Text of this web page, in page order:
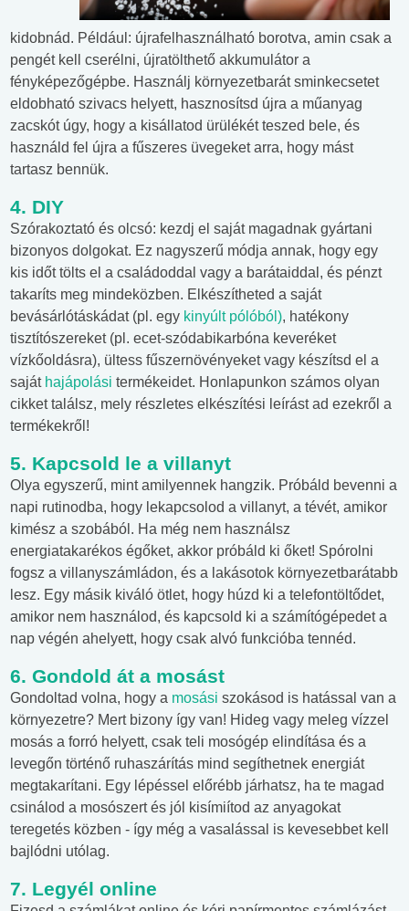
kidobnád. Például: újrafelhasználható borotva, amin csak a
pengét kell cserélni, újratölthető akkumulátor a
fényképezőgépbe. Használj környezetbarát sminkecsetet
eldobható szivacs helyett, hasznosítsd újra a műanyag
zacskót úgy, hogy a kisállatod ürülékét teszed bele, és
használd fel újra a fűszeres üvegeket arra, hogy mást
tartasz bennük.
4. DIY
Szórakoztató és olcsó: kezdj el saját magadnak gyártani
bizonyos dolgokat. Ez nagyszerű módja annak, hogy egy
kis időt tölts el a családoddal vagy a barátaiddal, és pénzt
takaríts meg mindeközben. Elkészítheted a saját
bevásárlótáskádat (pl. egy kinyúlt pólóból), hatékony
tisztítószereket (pl. ecet-szódabikarbóna keveréket
vízkőoldásra), ültess fűszernövényeket vagy készítsd el a
saját hajápolási termékeidet. Honlapunkon számos olyan
cikket találsz, mely részletes elkészítési leírást ad ezekről a
termékekről!
5. Kapcsold le a villanyt
Olya egyszerű, mint amilyennek hangzik. Próbáld bevenni a
napi rutinodba, hogy lekapcsolod a villanyt, a tévét, amikor
kimész a szobából. Ha még nem használsz
energiatakarékos égőket, akkor próbáld ki őket! Spórolni
fogsz a villanyszámládon, és a lakásotok környezetbarátabb
lesz. Egy másik kiváló ötlet, hogy húzd ki a telefontöltődet,
amikor nem használod, és kapcsold ki a számítógépedet a
nap végén ahelyett, hogy csak alvó funkcióba tennéd.
6. Gondold át a mosást
Gondoltad volna, hogy a mosási szokásod is hatással van a
környezetre? Mert bizony így van! Hideg vagy meleg vízzel
mosás a forró helyett, csak teli mosógép elindítása és a
levegőn történő ruhaszárítás mind segíthetnek energiát
megtakarítani. Egy lépéssel előrébb járhatsz, ha te magad
csinálod a mosószert és jól kisímiítod az anyagokat
teregetés közben - így még a vasalással is kevesebbet kell
bajlódni utólag.
7. Legyél online